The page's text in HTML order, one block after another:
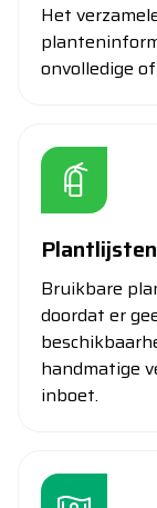
Het
onvolledige
Bruikbare
doordat er
handmatige
inboet.